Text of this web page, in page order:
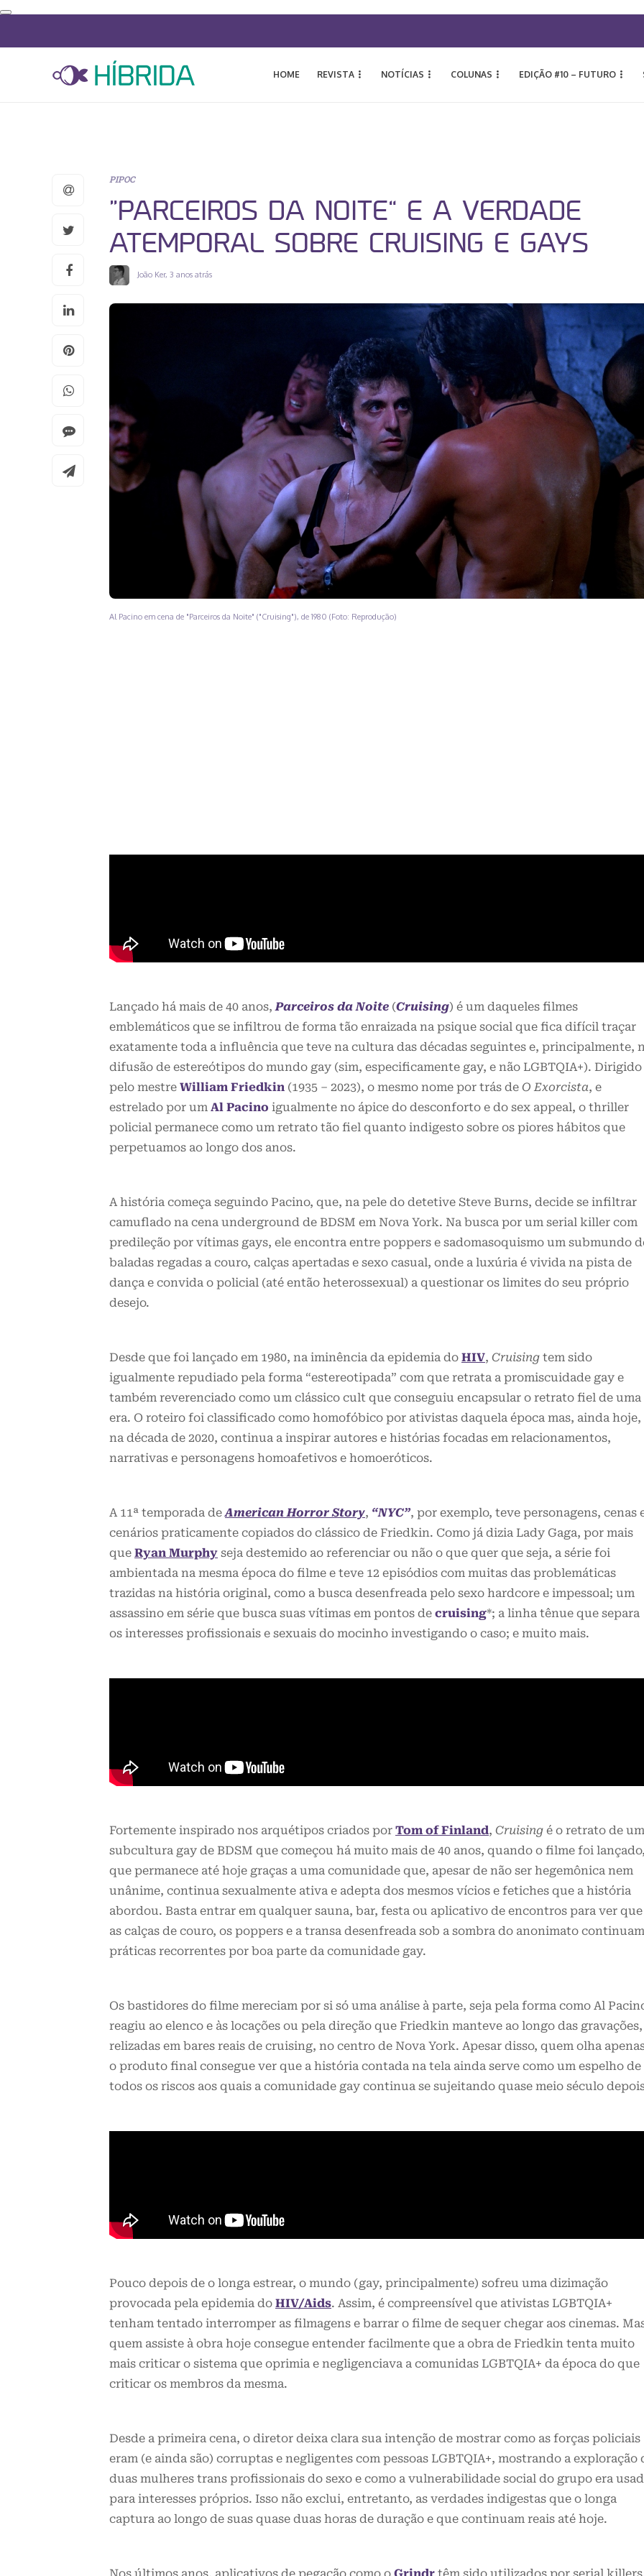
HOME REVISTA NOTÍCIAS COLUNAS EDIÇÃO #10 – FUTURO
PIPOC
“PARCEIROS DA NOITE” E A VERDADE
ATEMPORAL SOBRE CRUISING E GAYS
João Ker, 3 anos atrás
Al Pacino em cena de "Parceiros da Noite" ("Cruising"), de 1980 (Foto: Reprodução)
Lançado há mais de 40 anos, Parceiros da Noite (Cruising) é um daqueles filmes
emblemáticos que se infiltrou de forma tão enraizada na psique social que fica difícil traçar
exatamente toda a influência que teve na cultura das décadas seguintes e, principalmente,
difusão de estereótipos do mundo gay (sim, especificamente gay, e não LGBTQIA+). Dirigido
pelo mestre William Friedkin (1935 – 2023), o mesmo nome por trás de O Exorcista, e
estrelado por um Al Pacino igualmente no ápice do desconforto e do sex appeal, o thriller
policial permanece como um retrato tão fiel quanto indigesto sobre os piores hábitos que
perpetuamos ao longo dos anos.
A história começa seguindo Pacino, que, na pele do detetive Steve Burns, decide se infiltrar
camuflado na cena underground de BDSM em Nova York. Na busca por um serial killer com
predileção por vítimas gays, ele encontra entre poppers e sadomasoquismo um submundo
baladas regadas a couro, calças apertadas e sexo casual, onde a luxúria é vivida na pista de
dança e convida o policial (até então heterossexual) a questionar os limites do seu próprio
desejo.
Desde que foi lançado em 1980, na iminência da epidemia do HIV, Cruising tem sido
igualmente repudiado pela forma “estereotipada” com que retrata a promiscuidade gay e
também reverenciado como um clássico cult que conseguiu encapsular o retrato fiel de uma
era. O roteiro foi classificado como homofóbico por ativistas daquela época mas, ainda hoje,
na década de 2020, continua a inspirar autores e histórias focadas em relacionamentos,
narrativas e personagens homoafetivos e homoeróticos.
A 11ª temporada deAmerican Horror Story, “NYC”, por exemplo, teve personagens, cenas
cenários praticamente copiados do clássico de Friedkin. Como já dizia Lady Gaga, por mais
que Ryan Murphy seja destemido ao referenciar ou não o que quer que seja, a série foi
ambientada na mesma época do filme e teve 12 episódios com muitas das problemáticas
trazidas na história original, como a busca desenfreada pelo sexo hardcore e impessoal; um
assassino em série que busca suas vítimas em pontos de cruising*; a linha tênue que separa
os interesses profissionais e sexuais do mocinho investigando o caso; e muito mais.
Fortemente inspirado nos arquétipos criados por Tom of Finland, Cruising é o retrato de
subcultura gay de BDSM que começou há muito mais de 40 anos, quando o filme foi
que permanece até hoje graças a uma comunidade que, apesar de não ser hegemônica nem
unânime, continua sexualmente ativa e adepta dos mesmos vícios e fetiches que a história
abordou. Basta entrar em qualquer sauna, bar, festa ou aplicativo de encontros para ver que
as calças de couro, os poppers e a transa desenfreada sob a sombra do anonimato continuam
práticas recorrentes por boa parte da comunidade gay.
Os bastidores do filme mereciam por si só uma análise à parte, seja pela forma como Al
reagiu ao elenco e às locações ou pela direção que Friedkin manteve ao longo das gravações,
relizadas em bares reais de cruising, no centro de Nova York. Apesar disso, quem olha
o produto final consegue ver que a história contada na tela ainda serve como um espelho de
todos os riscos aos quais a comunidade gay continua se sujeitando quase meio século
Pouco depois de o longa estrear, o mundo (gay, principalmente) sofreu uma dizimação
provocada pela epidemia do HIV/Aids. Assim, é compreensível que ativistas LGBTQIA+
tenham tentado interromper as filmagens e barrar o filme de sequer chegar aos cinemas.
quem assiste à obra hoje consegue entender facilmente que a obra de Friedkin tenta muito
mais criticar o sistema que oprimia e negligenciava a comunidas LGBTQIA+ da época do que
criticar os membros da mesma.
Desde a primeira cena, o diretor deixa clara sua intenção de mostrar como as forças policiais
eram (e ainda são) corruptas e negligentes com pessoas LGBTQIA+, mostrando a exploração
duas mulheres trans profissionais do sexo e como a vulnerabilidade social do grupo era
para interesses próprios. Isso não exclui, entretanto, as verdades indigestas que o longa
captura ao longo de suas quase duas horas de duração e que continuam reais até hoje.